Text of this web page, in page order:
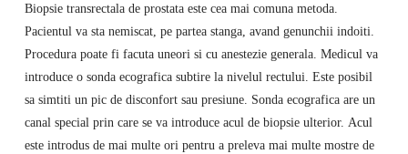
Biopsie transrectala de prostata este cea mai comuna metoda.
Pacientul va sta nemiscat, pe partea stanga, avand genunchii indoiti.
Procedura poate fi facuta uneori si cu anestezie generala. Medicul va
introduce o sonda ecografica subtire la nivelul rectului. Este posibil
sa simtiti un pic de disconfort sau presiune. Sonda ecografica are un
canal special prin care se va introduce acul de biopsie ulterior. Acul
este introdus de mai multe ori pentru a preleva mai multe mostre de